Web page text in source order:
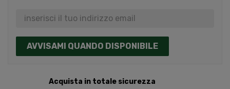
AVVISAMI QUANDO DISPONIBILE
Acquista in totale sicurezza